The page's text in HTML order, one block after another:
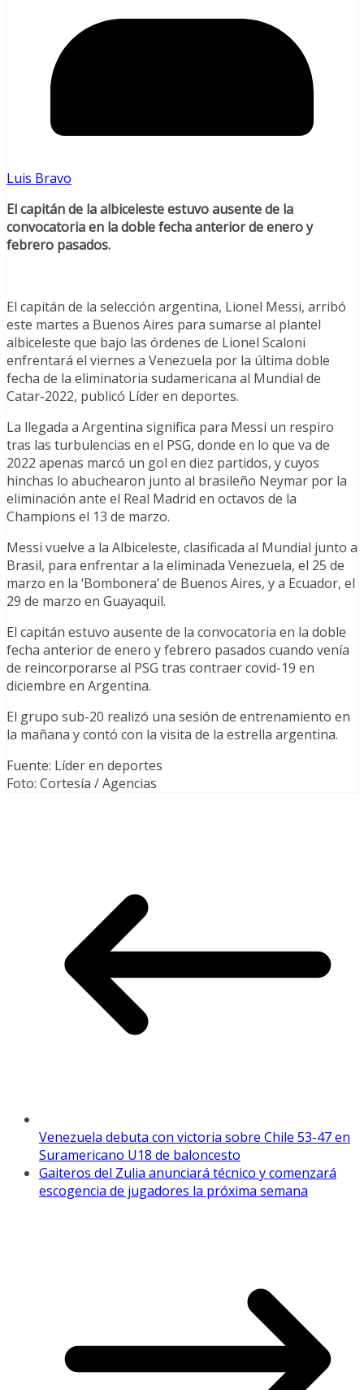
Luis Bravo
El capitán de la albiceleste estuvo ausente de la
convocatoria en la doble fecha anterior de enero y
febrero pasados.
El capitán de la selección argentina, Lionel Messi, arribó
este martes a Buenos Aires para sumarse al plantel
albiceleste que bajo las órdenes de Lionel Scaloni
enfrentará el viernes a Venezuela por la última doble
fecha de la eliminatoria sudamericana al Mundial de
Catar-2022, publicó Líder en deportes.
La llegada a Argentina significa para Messi un respiro
tras las turbulencias en el PSG, donde en lo que va de
2022 apenas marcó un gol en diez partidos, y cuyos
hinchas lo abuchearon junto al brasileño Neymar por la
eliminación ante el Real Madrid en octavos de la
Champions el 13 de marzo.
Messi vuelve a la Albiceleste, clasificada al Mundial junto a
Brasil, para enfrentar a la eliminada Venezuela, el 25 de
marzo en la ‘Bombonera’ de Buenos Aires, y a Ecuador, el
29 de marzo en Guayaquil.
El capitán estuvo ausente de la convocatoria en la doble
fecha anterior de enero y febrero pasados cuando venía
de reincorporarse al PSG tras contraer covid-19 en
diciembre en Argentina.
El grupo sub-20 realizó una sesión de entrenamiento en
la mañana y contó con la visita de la estrella argentina.
Fuente: Líder en deportes
Foto: Cortesía / Agencias
Venezuela debuta con victoria sobre Chile 53-47 en
Suramericano U18 de baloncesto
Gaiteros del Zulia anunciará técnico y comenzará
escogencia de jugadores la próxima semana